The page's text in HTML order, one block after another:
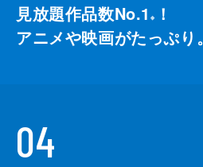
見放題作品数No.1 ※
！
アニメや映画がたっぷり。
04